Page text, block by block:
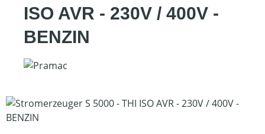
ISO AVR - 230V / 400V -
BENZIN
Bildergalerie überspringen